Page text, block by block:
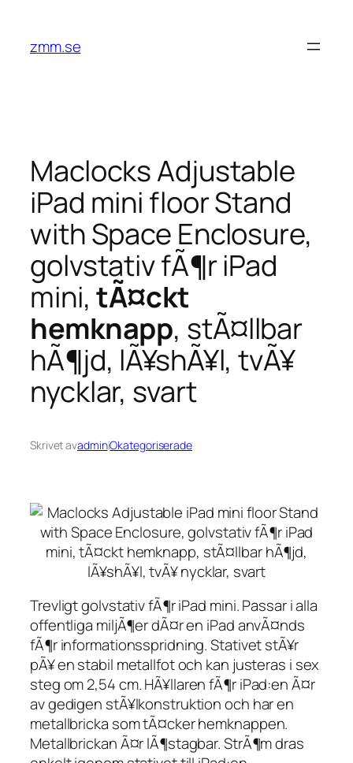
innehåll
zmm.se
Maclocks Adjustable
iPad mini floor Stand
with Space Enclosure,
golvstativ fÃ¶r iPad
mini,tÃ¤ckt
hemknapp, stÃ¤llbar
hÃ¶jd, lÃ¥shÃ¥l, tvÃ¥
nycklar, svart
Skrivet avadminiOkategoriserade
Trevligt golvstativ fÃ¶r iPad mini. Passar i alla
offentliga miljÃ¶er dÃ¤r en iPad anvÃ¤nds
fÃ¶r informationsspridning. Stativet stÃ¥r
pÃ¥ en stabil metallfot och kan justeras i sex
steg om 2,54 cm. HÃ¥llaren fÃ¶r iPad:en Ã¤r
av gedigen stÃ¥lkonstruktion och har en
metallbricka som tÃ¤cker hemknappen.
Metallbrickan Ã¤r lÃ¶stagbar. StrÃ¶m dras